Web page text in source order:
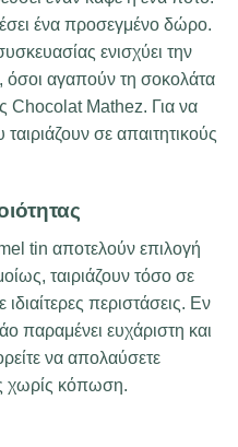
ένα προσεγμένο δώρο.
ενισχύει την
όσοι αγαπούν τη σοκολάτα
Chocolat Mathez. Για να
σε απαιτητικούς
tin αποτελούν επιλογή
ταιριάζουν τόσο σε
περιστάσεις. Εν
παραμένει ευχάριστη και
να απολαύσετε
χωρίς κόπωση.